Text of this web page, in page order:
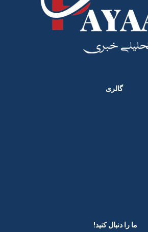
گالری
ما را دنبال کنید! ​